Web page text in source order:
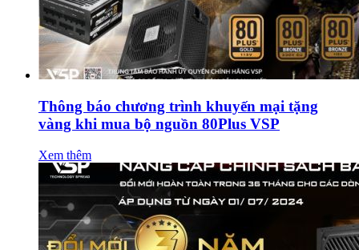
Thông báo chương trình khuyến mại tặng
vàng khi mua bộ nguồn 80Plus VSP
Xem thêm